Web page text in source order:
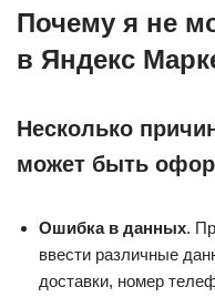
Почему я не
в Яндекс
Несколько
может быть
Ошибка в данных.
ввести различные
доставки, номер